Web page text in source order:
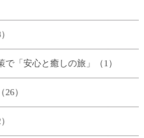
で「安心と癒しの旅」（1）
）